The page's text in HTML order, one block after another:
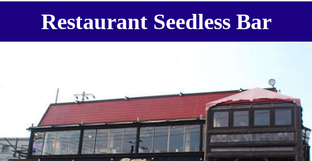
Restaurant Seedless Bar